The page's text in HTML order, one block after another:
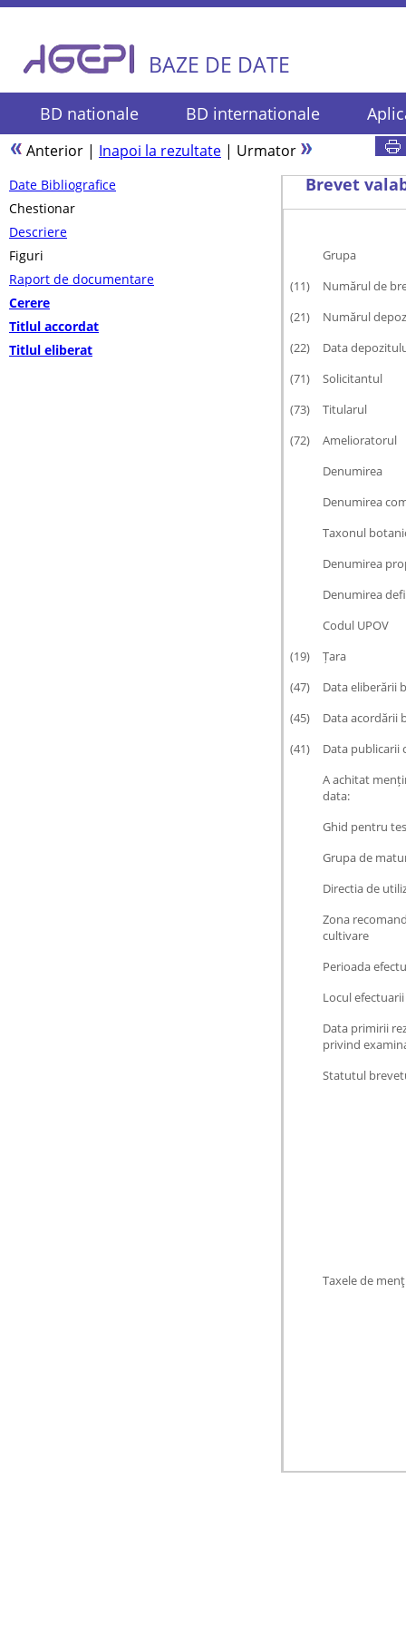
BAZE DE DATE
BD nationale BD internationale
Anterior | Inapoi la rezultate | Urmator
Date Bibliografice
Chestionar
Descriere
Figuri
Raport de documentare
Cerere
Titlul accordat
Titlul eliberat
Brevet
Grupa
(11)
Numărul de
(21)
Numărul
(22)
Data
(71)
Solicitantul
(73)
Titularul
(72)
Amelioratorul
Denumirea
Denumirea
Taxonul
Denumirea
Denumirea
Codul UPOV
(19)
Țara
(47)
Data eliberării
(45)
Data acordării
(41)
Data publicarii
A achitat
data:
Ghid pentru
Grupa de
Directia de
Zona
cultivare
Perioada
Locul
Data primirii
privind
Statutul
Taxele de